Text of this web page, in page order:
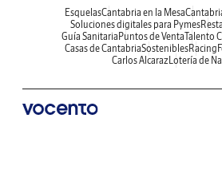
EsquelasCantabria en la Mesa
Soluciones digitales para Pymes
Guía Sanitaria Puntos de VentaTalento
Casas de CantabriaSosteniblesRacing
Carlos AlcarazLotería de